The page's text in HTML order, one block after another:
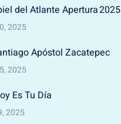
del Atlante Apertura 2025
2025
Apóstol Zacatepec
2025
Es Tu Día
2025